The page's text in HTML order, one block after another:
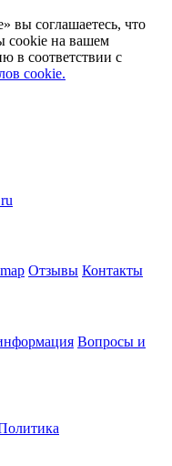
вы соглашаетесь, что
cookie на вашем
в соответствии с
cookie.
Отзывы Контакты
Вопросы и